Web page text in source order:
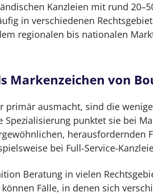
Kanzleien mit rund
in verschiedenen
regionalen bis nationalen
Markenzeichen von
primär ausmacht, sind die
Spezialisierung punktet sie bei
herausfordernden
bei Full-Service-
Beratung in vielen
Fälle, in denen sich